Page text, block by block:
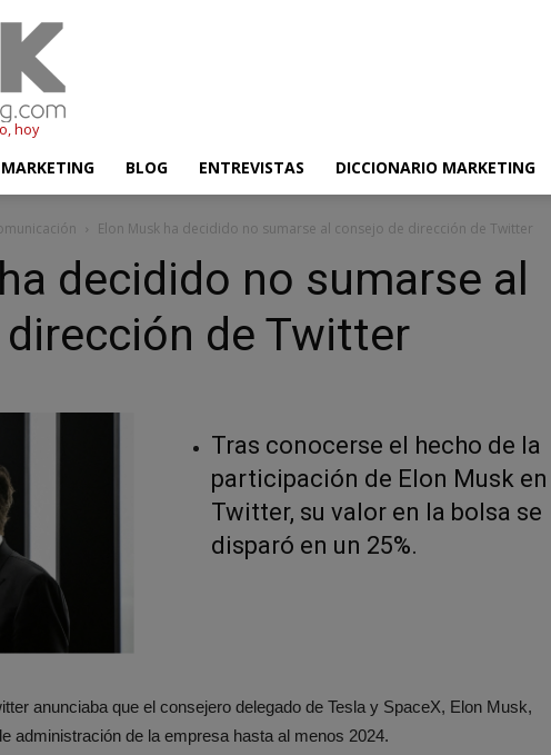
hoy
BLOG ENTREVISTAS DICCIONARIO MARKETING
Elon Musk ha decidido no sumarse al consejo de dirección de Twitter
decidido no sumarse al
de Twitter
Tras conocerse el hecho de la
participación de Elon Musk en
Twitter, su valor en la bolsa se
disparó en un 25%.
anunciaba que el consejero delegado de Tesla y SpaceX, Elon Musk,
administración de la empresa hasta al menos 2024.